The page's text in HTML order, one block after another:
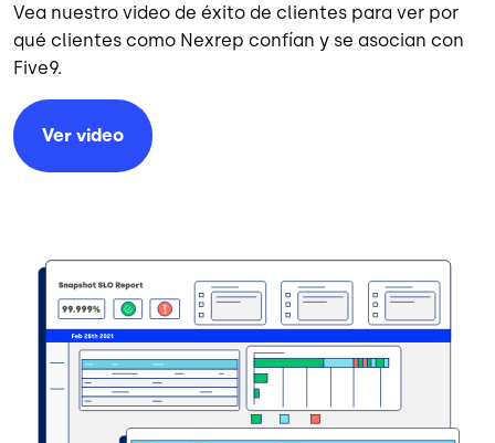
Vea nuestro video de éxito de clientes para ver por
qué clientes como Nexrep confían y se asocian con
Five9.
Ver video